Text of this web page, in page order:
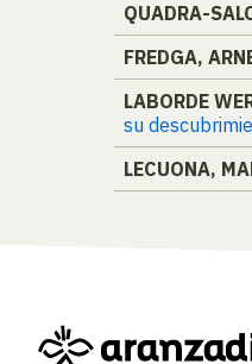
QUADRA-
FREDGA,
LABORDE
su
LECUONA,